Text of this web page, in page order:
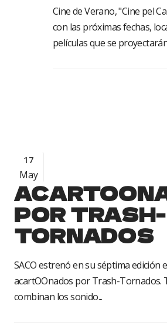
Cine de Verano, "Cine pel
con las próximas fechas,
películas que se
17
May
POR TRASH-
TORNADOS
SACO estrenó en su séptima edición
acartOOnados por Trash-Tornados.
combinan los sonido...